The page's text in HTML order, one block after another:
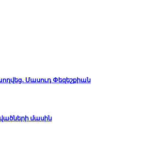
Մասուդ Փեզեշքիան
մասին